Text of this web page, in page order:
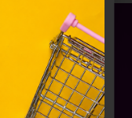
szóló
Európai Unió
Azon
országain
és
vagy egyéb